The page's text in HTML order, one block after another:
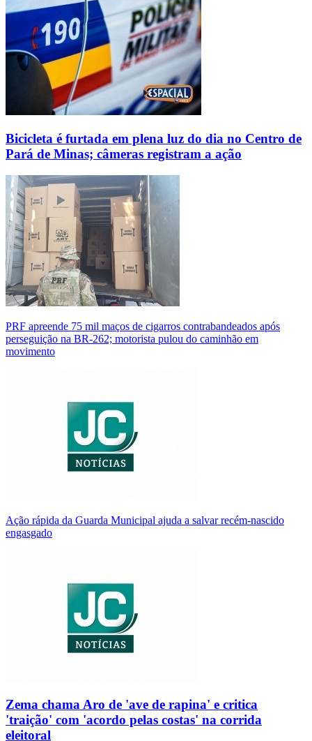
Bicicleta é furtada em plena luz do dia no Centro de
Pará de Minas; câmeras registram a ação
PRF apreende 75 mil maços de cigarros contrabandeados após
perseguição na BR-262; motorista pulou do caminhão em
movimento
Ação rápida da Guarda Municipal ajuda a salvar recém-nascido
engasgado
Zema chama Aro de 'ave de rapina' e critica
'traição' com 'acordo pelas costas' na corrida
eleitoral